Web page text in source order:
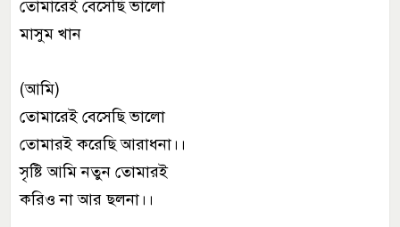
তোমারেই বেসেছি ভালো
মাসুম খান
(আমি)
তোমারেই বেসেছি ভালো
তোমারই করেছি আরাধনা।।
সৃষ্টি আমি নতুন তোমারই
করিও না আর ছলনা।।